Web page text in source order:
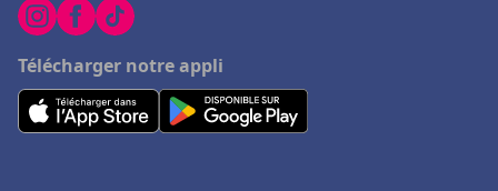
Hôtels à Magalluf
Hôtels à Corfou
Hôtels à Fréjus
Télécharger notre appli